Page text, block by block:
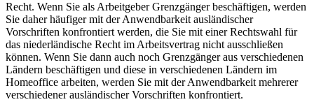
Recht. Wenn Sie als Arbeitgeber Grenzgänger beschäftigen, werden
Sie daher häufiger mit der Anwendbarkeit ausländischer
Vorschriften konfrontiert werden, die Sie mit einer Rechtswahl für
das niederländische Recht im Arbeitsvertrag nicht ausschließen
können. Wenn Sie dann auch noch Grenzgänger aus verschiedenen
Ländern beschäftigen und diese in verschiedenen Ländern im
Homeoffice arbeiten, werden Sie mit der Anwendbarkeit mehrerer
verschiedener ausländischer Vorschriften konfrontiert.